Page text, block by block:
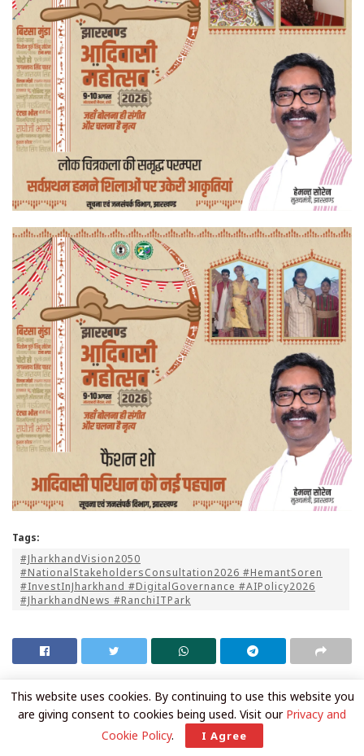
Tags:
​#JharkhandVision2050
#NationalStakeholdersConsultation2026 #HemantSoren
#InvestInJharkhand #DigitalGovernance #AIPolicy2026
#JharkhandNews #RanchiITPark
This website uses cookies. By continuing to use this website you
are giving consent to cookies being used. Visit our Privacy and
Cookie Policy. I Agree